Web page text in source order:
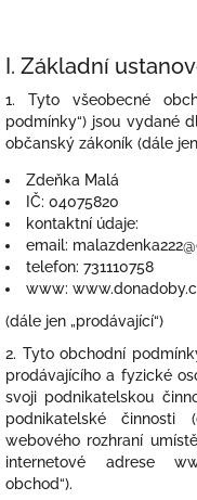
I. Základní
1. Tyto všeobecné
podmínky“) jsou vydané
občanský zákoník (dále
Zdeňka Malá
IČ: 04075820
kontaktní údaje:
email:
telefon: 731110758
www:
(dále jen „prodávající“)
2. Tyto obchodní
prodávajícího a fyzické
svoji podnikatelskou
podnikatelské činnosti
webového rozhraní
internetové adrese
obchod“).